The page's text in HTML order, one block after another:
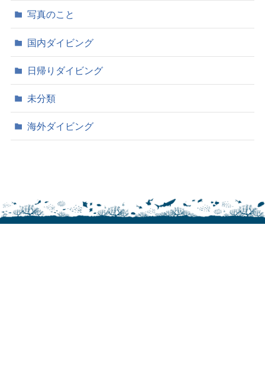
写真のこと
国内ダイビング
日帰りダイビング
未分類
海外ダイビング